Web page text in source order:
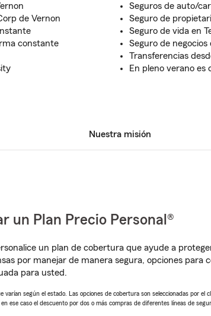
de Vernon
constante
Seguros de auto/
Seguro de
Seguro de vida en
Seguro de negocios
Transferencias
En pleno verano es
Nuestra misión
un Plan Precio Personal®
un plan de cobertura que ayude a
por manejar de manera segura, opciones para
para usted.
según el estado. Las opciones de cobertura son seleccionadas por el
ese caso el descuento por dos o más compras de diferentes líneas de